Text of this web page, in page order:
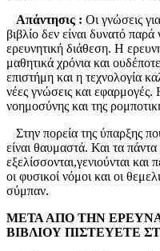
Απάντησις : Οι γνώσεις
βιβλίο δεν είναι δυνατό
ερευνητική διάθεση. Η
μαθητικά χρόνια και
επιστήμη και η τεχνολογία
νέες γνώσεις και
νοημοσύνης και της
Στην πορεία της ύπαρξης
είναι θαυμαστά. Και τα πάντα
εξελίσσονται,γενιούνται
οι φυσικοί νόμοι και οι
σύμπαν.
ΜΕΤΑ ΑΠΟ ΤΗΝ
ΒΙΒΛΙΟΥ ΠΙΣΤΕΥΕΤΕ